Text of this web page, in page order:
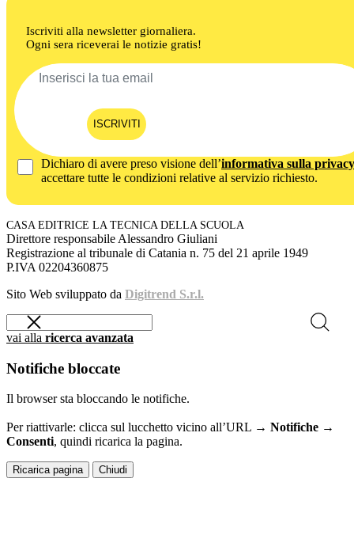
Iscriviti alla newsletter giornaliera.
Ogni sera riceverai le notizie gratis!
ISCRIVITI
Dichiaro di avere preso visione dell’informativa sulla privacy
accettare tutte le condizioni relative al servizio richiesto.
CASA EDITRICE LA TECNICA DELLA SCUOLA
Direttore responsabile Alessandro Giuliani
Registrazione al tribunale di Catania n. 75 del 21 aprile 1949
P.IVA 02204360875
Sito Web sviluppato da Digitrend S.r.l.
vai alla ricerca avanzata
Notifiche bloccate
Il browser sta bloccando le notifiche.
Per riattivarle: clicca sul lucchetto vicino all’URL → Notifiche →
Consenti, quindi ricarica la pagina.
Ricarica pagina Chiudi